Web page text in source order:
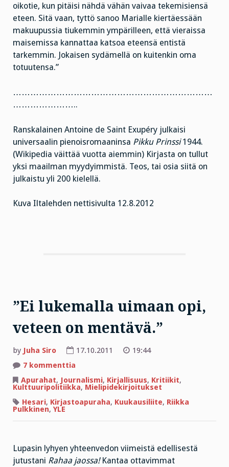
oikotie, kun pitäisi nähdä vähän vaivaa tekemisiensä
eteen. Sitä vaan, tyttö sanoo Marialle kiertäessään
makuupussia tiukemmin ympärilleen, että vieraissa
maisemissa kannattaa katsoa eteensä entistä
tarkemmin. Jokaisen sydämellä on kuitenkin oma
totuutensa.”
……………………………………………………………
…………………..
Ranskalainen Antoine de Saint Exupéry julkaisi
universaalin pienoisromaaninsa Pikku Prinssi1944.
(Wikipedia väittää vuotta aiemmin) Kirjasta on tullut
yksi maailman myydyimmistä. Teos, tai osia siitä on
julkaistu yli 200 kielellä.
Kuva Iltalehden nettisivulta 12.8.2012
”Ei lukemalla uimaan opi,
veteen on mentävä.”
by Juha Siro 17.10.2011
19:44
7 kommenttia
lukemalla
uimaan
opi,
veteen
on
Apurahat, Journalismi, Kirjallisuus, Kritiikit,
Kulttuuripolitiikka, Mielipidekirjoitukset
Hesari, Kirjastoapuraha, Kuukausiliite, Riikka
Pulkkinen, YLE
Lupasin lyhyen yhteenvedon viimeistä edellisestä
jutustani Rahaa jaossa!Kantaa ottavimmat